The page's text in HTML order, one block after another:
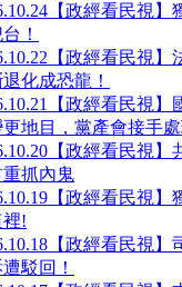
【政經看民視
！
【政經看民視
化成恐龍！
【政經看民視
地目，黨產會接手
【政經看民視
重抓內鬼
【政經看民視
!
【政經看民視
遭駁回！